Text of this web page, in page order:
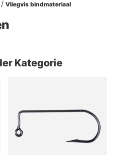
Vliegvis bindmateriaal
Kategorie